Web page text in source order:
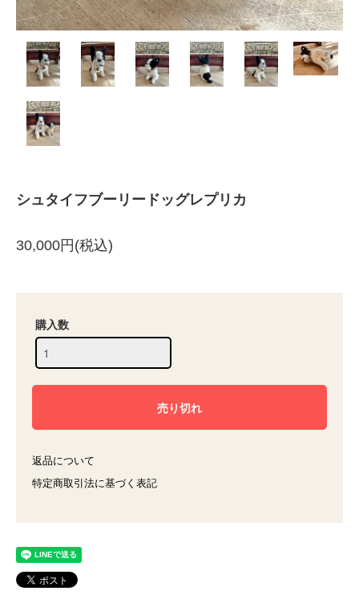
シュタイフブーリードッグレプリカ
30,000円(税込)
購入数
返品について
特定商取引法に基づく表記